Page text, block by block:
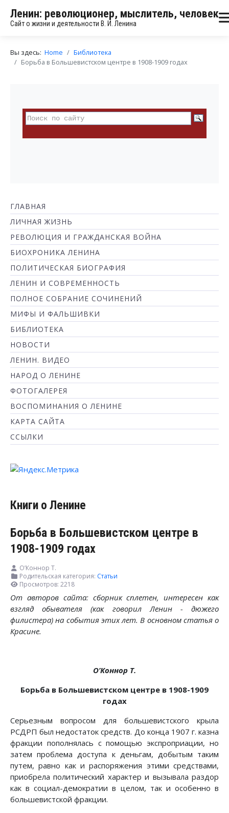
Ленин: революционер, мыслитель, человек
Сайт о жизни и деятельности В. И. Ленина
Вы здесь: Home
Библиотека
Борьба в Большевистском центре в 1908-1909 годах
ГЛАВНАЯ
ЛИЧНАЯ ЖИЗНЬ
РЕВОЛЮЦИЯ И ГРАЖДАНСКАЯ ВОЙНА
БИОХРОНИКА ЛЕНИНА
ПОЛИТИЧЕСКАЯ БИОГРАФИЯ
ЛЕНИН И СОВРЕМЕННОСТЬ
ПОЛНОЕ СОБРАНИЕ СОЧИНЕНИЙ
МИФЫ И ФАЛЬШИВКИ
БИБЛИОТЕКА
НОВОСТИ
ЛЕНИН. ВИДЕО
НАРОД О ЛЕНИНЕ
ФОТОГАЛЕРЕЯ
ВОСПОМИНАНИЯ О ЛЕНИНЕ
КАРТА САЙТА
ССЫЛКИ
Книги о Ленине
Борьба в Большевистском центре в
1908-1909 годах
О’Коннор Т.
Родительская категория: Статьи
Просмотров: 2218
От авторов сайта: сборник сплетен, интересен как
взгляд обывателя (как говорил Ленин - дюжего
филистера) на события этих лет. В основном статья о
Красине.
О’Коннор Т.
Борьба в Большевистском центре в 1908-1909
годах
Серьезным вопросом для большевистского крыла
РСДРП был недостаток средств. До конца 1907 г. казна
фракции пополнялась с помощью экспроприации, но
затем проблема доступа к деньгам, добытым таким
путем, равно как и распоряжения этими средствами,
приобрела политический характер и вызывала раздор
как в социал-демократии в целом, так и особенно в
большевистской фракции.